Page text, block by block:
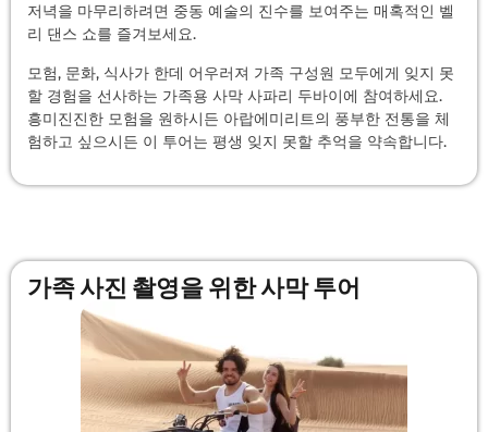
저녁을 마무리하려면 중동 예술의 진수를 보여주는 매혹적인 벨
리 댄스 쇼를 즐겨보세요.
모험, 문화, 식사가 한데 어우러져 가족 구성원 모두에게 잊지 못
할 경험을 선사하는 가족용 사막 사파리 두바이에 참여하세요.
흥미진진한 모험을 원하시든 아랍에미리트의 풍부한 전통을 체
험하고 싶으시든 이 투어는 평생 잊지 못할 추억을 약속합니다.
가족 사진 촬영을 위한 사막 투어